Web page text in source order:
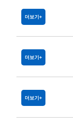
더보기
더보기
더보기